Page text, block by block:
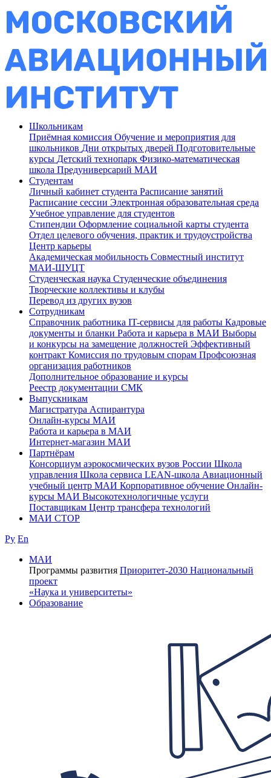
Школьникам
Приёмная комиссия Обучение и мероприятия для
школьников Дни открытых дверей Подготовительные
курсы Детский технопарк Физико-математическая
школа Предуниверсарий МАИ
Студентам
Личный кабинет студента Расписание занятий
Расписание сессии Электронная образовательная среда
Учебное управление для студентов
Стипендии Оформление социальной карты студента
Отдел целевого обучения, практик и трудоустройства
Центр карьеры
Академическая мобильность Совместный институт
МАИ-ШУЦТ
Студенческая наука Студенческие объединения
Творческие коллективы и клубы
Перевод из других вузов
Сотрудникам
Cправочник работника IT-сервисы для работы Кадровые
документы и бланки Работа и карьера в МАИ Выборы
и конкурсы на замещение должностей Эффективный
контракт Комиссия по трудовым спорам Профсоюзная
организация работников
Дополнительное образование и курсы
Реестр документации СМК
Выпускникам
Магистратура Аспирантура
Онлайн-курсы МАИ
Работа и карьера в МАИ
Интернет-магазин МАИ
Партнёрам
Консорциум аэрокосмических вузов России Школа
управления Школа сервиса LEAN-школа Авиационный
учебный центр МАИ Корпоративное обучение Онлайн-
курсы МАИ Высокотехнологичные услуги
Поставщикам Центр трансфера технологий
МАИ СТОР
Ру En
МАИ
Программы развития Приоритет-2030 Национальный
проект
«Наука и университеты»
Образование